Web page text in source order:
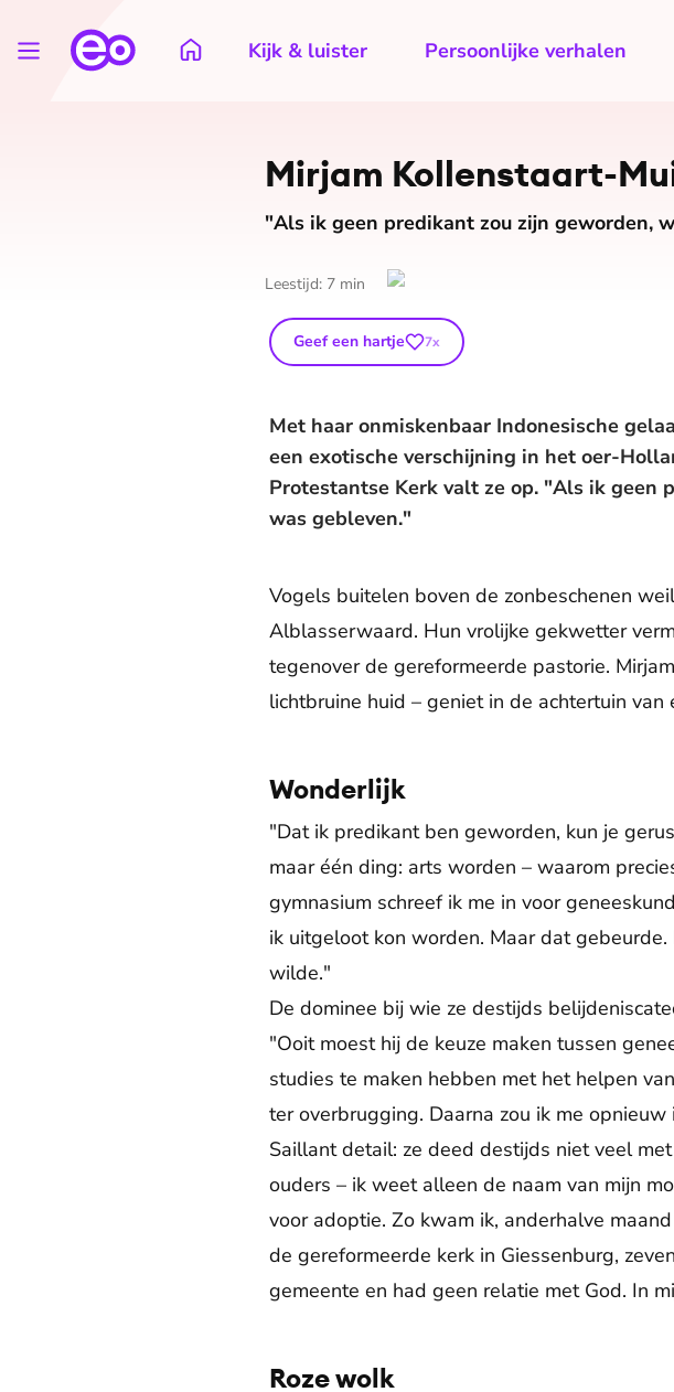
Kijk & luister Persoonlijke verhalen
Mirjam Kollenstaart-
"Als ik geen predikant zou zijn geworden,
Leestijd: 7 min
Geef een hartje 7x
Met haar onmiskenbaar Indonesische
een exotische verschijning in het oer-
Protestantse Kerk valt ze op. "Als ik geen
was gebleven."
Vogels buitelen boven de zonbeschenen
Alblasserwaard. Hun vrolijke gekwetter
tegenover de gereformeerde pastorie.
lichtbruine huid – geniet in de achtertuin van
Wonderlijk
"Dat ik predikant ben geworden, kun je
maar één ding: arts worden – waarom
gymnasium schreef ik me in voor
ik uitgeloot kon worden. Maar dat
wilde."
De dominee bij wie ze destijds
"Ooit moest hij de keuze maken tussen
studies te maken hebben met het helpen
ter overbrugging. Daarna zou ik me
Saillant detail: ze deed destijds niet veel
ouders – ik weet alleen de naam van mijn
voor adoptie. Zo kwam ik, anderhalve
de gereformeerde kerk in Giessenburg,
gemeente en had geen relatie met God. In
Roze wolk